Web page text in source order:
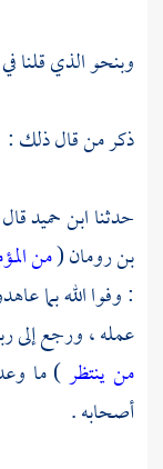
وبنحو الذي قلنا
ذكر من قال ذلك :
حدثناابن حميد
بن رومان(من
: وفوا الله بما
عمله ، ورجع إلى
من ينتظر) ما
أصحابه .